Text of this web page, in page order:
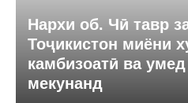
Нархи об. Чӣ тавр
Тоҷикистон миёни
камбизоатӣ ва
мекунанд